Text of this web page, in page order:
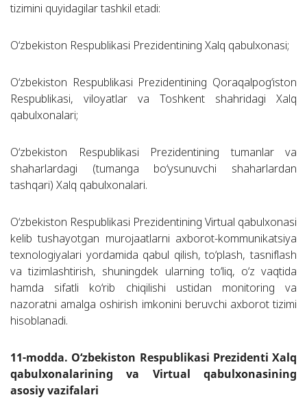
tizimini quyidagilar tashkil etadi:
O‘zbekiston Respublikasi Prezidentining Xalq qabulxonasi;
O‘zbekiston Respublikasi Prezidentining Qoraqalpog‘iston
Respublikasi, viloyatlar va Toshkent shahridagi Xalq
qabulxonalari;
O‘zbekiston Respublikasi Prezidentining tumanlar va
shaharlardagi (tumanga bo‘ysunuvchi shaharlardan
tashqari) Xalq qabulxonalari.
O‘zbekiston Respublikasi Prezidentining Virtual qabulxonasi
kelib tushayotgan murojaatlarni axborot-kommunikatsiya
texnologiyalari yordamida qabul qilish, to‘plash, tasniflash
va tizimlashtirish, shuningdek ularning to‘liq, o‘z vaqtida
hamda sifatli ko‘rib chiqilishi ustidan monitoring va
nazoratni amalga oshirish imkonini beruvchi axborot tizimi
hisoblanadi.
11-modda. O‘zbekiston Respublikasi Prezidenti Xalq
qabulxonalarining va Virtual qabulxonasining
asosiy vazifalari